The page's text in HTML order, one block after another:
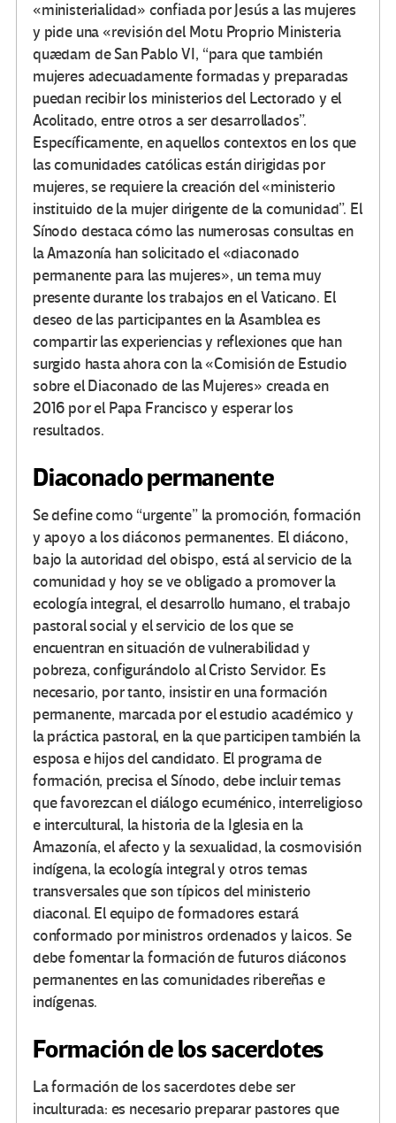
«ministerialidad» confiada por Jesús a las mujeres
y pide una «revisión del Motu Proprio Ministeria
quædam de San Pablo VI, “para que también
mujeres adecuadamente formadas y preparadas
puedan recibir los ministerios del Lectorado y el
Acolitado, entre otros a ser desarrollados”.
Específicamente, en aquellos contextos en los que
las comunidades católicas están dirigidas por
mujeres, se requiere la creación del «ministerio
instituido de la mujer dirigente de la comunidad”. El
Sínodo destaca cómo las numerosas consultas en
la Amazonía han solicitado el «diaconado
permanente para las mujeres», un tema muy
presente durante los trabajos en el Vaticano. El
deseo de las participantes en la Asamblea es
compartir las experiencias y reflexiones que han
surgido hasta ahora con la «Comisión de Estudio
sobre el Diaconado de las Mujeres» creada en
2016 por el Papa Francisco y esperar los
resultados.
Diaconado permanente
Se define como “urgente” la promoción, formación
y apoyo a los diáconos permanentes. El diácono,
bajo la autoridad del obispo, está al servicio de la
comunidad y hoy se ve obligado a promover la
ecología integral, el desarrollo humano, el trabajo
pastoral social y el servicio de los que se
encuentran en situación de vulnerabilidad y
pobreza, configurándolo al Cristo Servidor. Es
necesario, por tanto, insistir en una formación
permanente, marcada por el estudio académico y
la práctica pastoral, en la que participen también la
esposa e hijos del candidato. El programa de
formación, precisa el Sínodo, debe incluir temas
que favorezcan el diálogo ecuménico, interreligioso
e intercultural, la historia de la Iglesia en la
Amazonía, el afecto y la sexualidad, la cosmovisión
indígena, la ecología integral y otros temas
transversales que son típicos del ministerio
diaconal. El equipo de formadores estará
conformado por ministros ordenados y laicos. Se
debe fomentar la formación de futuros diáconos
permanentes en las comunidades ribereñas e
indígenas.
Formación de los sacerdotes
La formación de los sacerdotes debe ser
inculturada: es necesario preparar pastores que